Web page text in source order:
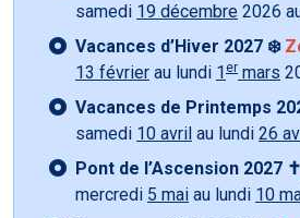
samedi 19 décembre 2026
Vacances d’Hiver 2027 ❄️
13 février au lundi 1 er mars
Vacances de Printemps
samedi 10 avril au lundi 26
Pont de l’Ascension 2027 ✝️
mercredi 5 mai au lundi 10